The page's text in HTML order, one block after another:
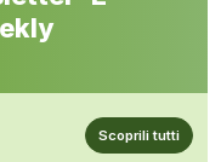
Scoprili tutti